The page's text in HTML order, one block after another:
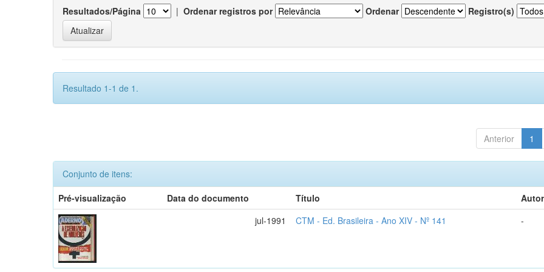
Resultados/Página | Ordenar registros por Ordenar Registro(s)
Resultado 1-1 de 1.
Anterior 1
Conjunto de itens:
Pré-visualização
Data do documento Título
jul-1991
CTM - Ed. Brasileira - Ano XIV - Nº 141 -